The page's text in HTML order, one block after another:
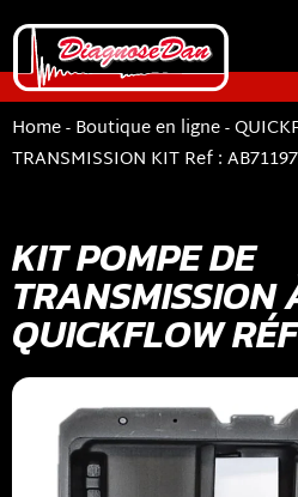
Home-Boutique en ligne-
TRANSMISSION KIT Ref : AB71197
KIT POMPE DE
TRANSMISSION
QUICKFLOW